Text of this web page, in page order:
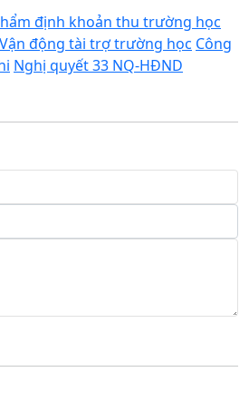
định khoản thu trường học
Vận động tài trợ trường học Công
Nghị quyết 33 NQ-HĐND